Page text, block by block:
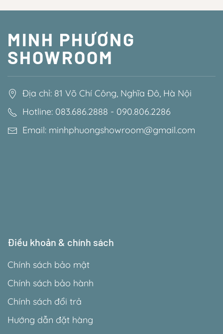
MINH PHƯƠNG
SHOWROOM
Địa chỉ: 81 Võ Chí Công, Nghĩa Đô, Hà Nội
Hotline: 083.686.2888 - 090.806.2286
Email: minhphuongshowroom@gmail.com
Điều khoản & chính sách
Chính sách bảo mật
Chính sách bảo hành
Chính sách đổi trả
Hướng dẫn đặt hàng